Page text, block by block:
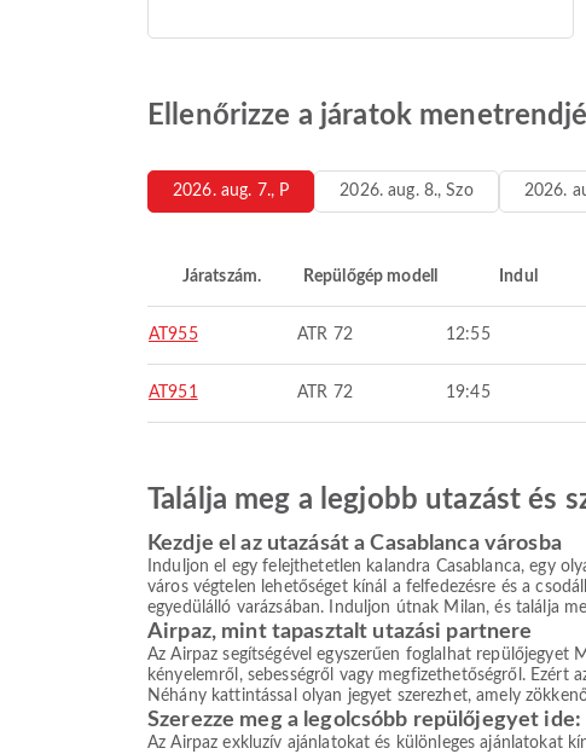
Ellenőrizze a járatok
2026. aug. 7., P 2026. aug. 8., Szo 2026.
Járatszám. Repülőgép modell Indul
AT955 ATR 72 12:55
AT951 ATR 72 19:45
Találja meg a legjobb utazást és
Kezdje el az utazását a Casablanca városba
Induljon el egy felejthetetlen kalandra Casablanca, egy
város végtelen lehetőséget kínál a felfedezésre és a
egyedülálló varázsában. Induljon útnak Milan, és találja
Airpaz, mint tapasztalt utazási partnere
Az Airpaz segítségével egyszerűen foglalhat
kényelemről, sebességről vagy megfizethetőségről. Ezért
Néhány kattintással olyan jegyet szerezhet, amely
Szerezze meg a legolcsóbb repülőjegyet ide:
Az Airpaz exkluzív ajánlatokat és különleges ajánlatokat